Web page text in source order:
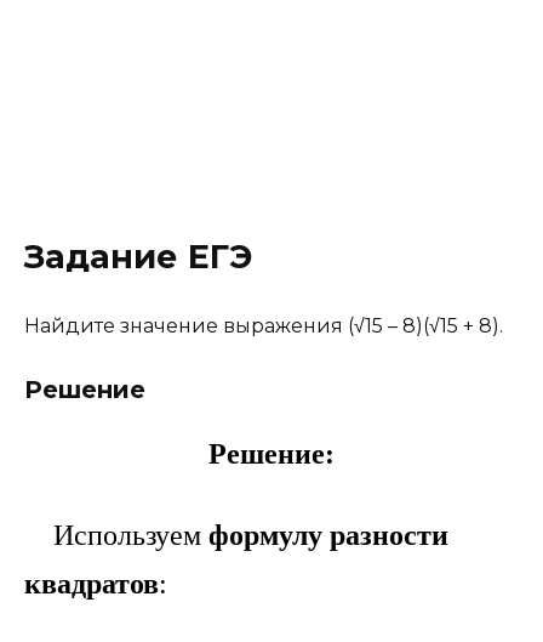
Задание ЕГЭ
Найдите значение выражения (√15 – 8)(√15 + 8).
Решение
Решение:
Используем формулу разности
квадратов: